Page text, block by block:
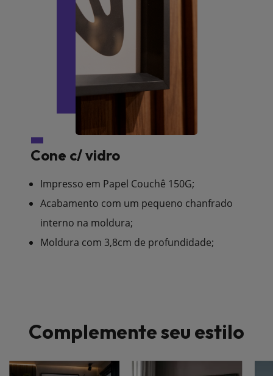
Cone c/ vidro
Impresso em Papel Couchê 150G;
Acabamento com um pequeno chanfrado
interno na moldura;
Moldura com 3,8cm de profundidade;
Complemente seu estilo